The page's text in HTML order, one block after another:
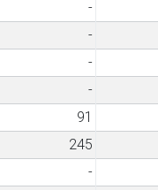
-
-
-
-
91
245
-